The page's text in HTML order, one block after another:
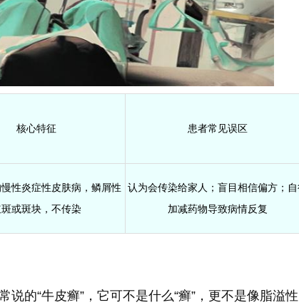
核心特征 患者常见误区
性炎症性皮肤病，鳞屑性
或斑块，不传染
认为会传染给家人；盲目相信偏方；
加减药物导致病情反复
的“牛皮癣”，它可不是什么“癣”，更不是像脂溢性